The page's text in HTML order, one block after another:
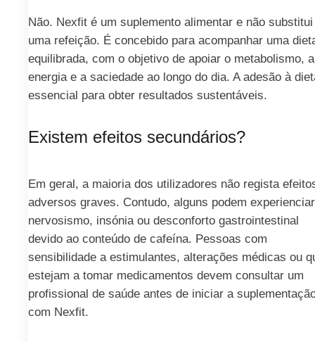
Não. Nexfit é um suplemento alimentar e não substitui
uma refeição. É concebido para acompanhar uma
equilibrada, com o objetivo de apoiar o metabolismo, a
energia e a saciedade ao longo do dia. A adesão à
essencial para obter resultados sustentáveis.
Existem efeitos secundários?
Em geral, a maioria dos utilizadores não regista
adversos graves. Contudo, alguns podem experienciar
nervosismo, insónia ou desconforto gastrointestinal
devido ao conteúdo de cafeína. Pessoas com
sensibilidade a estimulantes, alterações médicas ou
estejam a tomar medicamentos devem consultar um
profissional de saúde antes de iniciar a
com Nexfit.